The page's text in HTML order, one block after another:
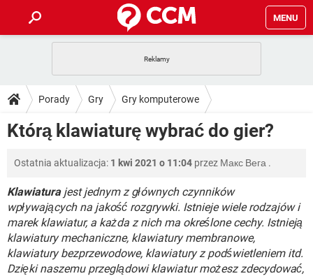
MENU
GRY WHATSAPP
SPOTIFY NETFLIX
PORADY
PlayStation
GRY WHATSAPP
SPOTIFY NETFLIX
INSTAGRAM FACEBOOK
WINDOWS 10
DO POBRANIA
IOS NETFLIX
INSTAGRAM FACEBOOK
WINDOWS 10
FORUM
COVID-19 TIKTOK
GRY WHATSAPP
SPOTIFY NETFLIX
INSTAGRAM FACEBOOK
ARTYKUŁY
COVID-19 TIKTOK
WHATSAPP
SPOTIFY NETFLIX
Porady Gry Gry komputerowe
Którą klawiaturę wybrać do gier?
Ostatnia aktualizacja: 1 kwi 2021 o 11:04 przez Макс Вега .
Klawiaturajest jednym z głównych czynników
wpływających na jakość rozgrywki. Istnieje wiele rodzajów i
marek klawiatur, a każda z nich ma określone cechy. Istnieją
klawiatury mechaniczne, klawiatury membranowe,
klawiatury bezprzewodowe, klawiatury z podświetleniem itd.
Dzięki naszemu przeglądowi klawiatur możesz zdecydować,